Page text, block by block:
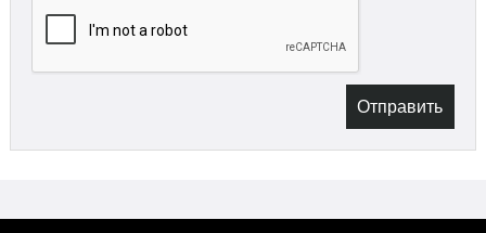
Отправить